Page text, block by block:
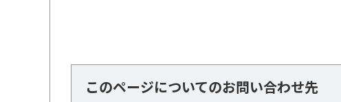
このページについてのお問い合わせ先